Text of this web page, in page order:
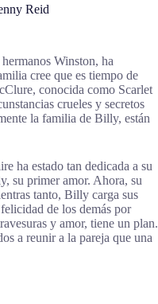
Reid
Winston, ha
cree que es tiempo de
conocida como Scarlet
crueles y secretos
la familia de Billy, están
ha estado tan dedicada a su
su primer amor. Ahora, su
tanto, Billy carga sus
de los demás por
y amor, tiene un plan.
a reunir a la pareja que una